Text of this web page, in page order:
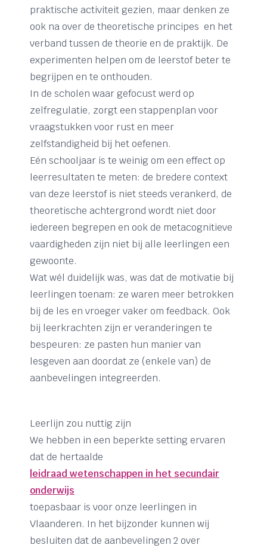
praktische activiteit gezien, maar denken ze
ook na over de theoretische principes en het
verband tussen de theorie en de praktijk. De
experimenten helpen om de leerstof beter te
begrijpen en te onthouden.
In de scholen waar gefocust werd op
zelfregulatie, zorgt een stappenplan voor
vraagstukken voor rust en meer
zelfstandigheid bij het oefenen.
Eén schooljaar is te weinig om een effect op
leerresultaten te meten: de bredere context
van deze leerstof is niet steeds verankerd, de
theoretische achtergrond wordt niet door
iedereen begrepen en ook de metacognitieve
vaardigheden zijn niet bij alle leerlingen een
gewoonte.
Wat wél duidelijk was, was dat de motivatie bij
leerlingen toenam: ze waren meer betrokken
bij de les en vroeger vaker om feedback. Ook
bij leerkrachten zijn er veranderingen te
bespeuren: ze pasten hun manier van
lesgeven aan doordat ze (enkele van) de
aanbevelingen integreerden.
Leerlijn zou nuttig zijn
We hebben in een beperkte setting ervaren
dat de hertaalde
leidraad wetenschappen in het secundair
onderwijs
toepasbaar is voor onze leerlingen in
Vlaanderen. In het bijzonder kunnen wij
besluiten dat de aanbevelingen 2 over